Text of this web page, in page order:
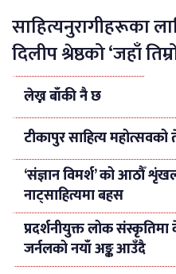
साहित्यनुरागीहरूका
दिलीप श्रेष्ठको ‘जहाँ
लेख्न बाँकी नै छ
टीकापुर साहित्य
‘संज्ञान विमर्श’ को आठौँ
नाट्साहित्यमा बहस
प्रदर्शनीयुक्त लोक संस्कृतिमा
जर्नलको नयाँ अङ्क आउँदै